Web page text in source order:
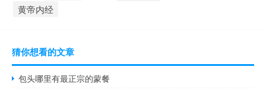
黄帝内经
猜你想看的文章
包头哪里有最正宗的蒙餐